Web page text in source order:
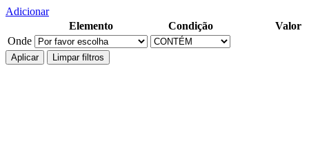
Adicionar
Onde
Elemento Condição Valor